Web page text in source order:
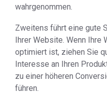
wahrgenommen.
Zweitens führt eine gute
Ihrer Website. Wenn
optimiert ist, ziehen Sie
Interesse an Ihren
zu einer höheren
führen.